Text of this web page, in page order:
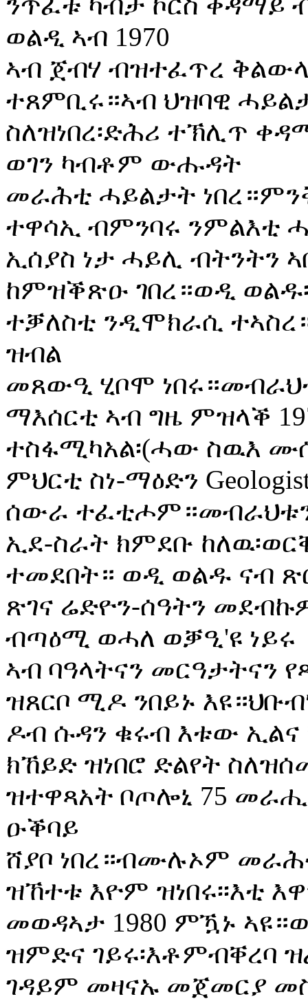
ወልዲ ኣብ 1970
ኣብ ጀብሃ ብዝተፈጥረ
ተጸምቢሩ።ኣብ ህዝባዊ
ስለዝነበረ፡ድሕሪ ተኽሊጥ
ወገን ካብቶም ውሑዳት
መራሕቲ ሓይልታት
ተዋሳኢ ብምንባሩ ንምልእቲ
ኢሰያስ ነታ ሓይሊ ብትንትን
ከምዝቕጽዑ ገበረ።ወዲ
ተቓለስቲ ንዲሞክራሲ
ዝብል
መጸውዒ ሂቦሞ
ማእሰርቲ ኣብ ግዜ ምዝላቕ
ተስፋሚካአል፡(ሓው ስዉእ
ምህርቲ ስነ-ማዕድን
ሰውራ ተፈቲሖም።መብራህቱን
ኢደ-ስራት ክምደቡ
ተመደበት። ወዲ ወልዱ ናብ
ጽገና ሬድዮን-ሰዓትን
ብጣዕሚ ወሓለ ወቓዒ'ዩ ነይሩ
ኣብ ባዓላትናን መርዓታትናን
ዝጸርቦ ሚዶ ንበይኑ
ዶብ ሱዳን ቁሩብ እቱው ኢልና
ክኸይድ ዝነበሮ ድልየት
ዝተዋጻአት ቦጦሎኒ 75
ዑቕባይ
ሸያቦ ነበረ።ብሙሉኦም
ዝኸተቱ እዮም ዝነበሩ፡፡እቲ
መወዳኣታ 1980 ምዃኑ
ዝምድና ገይሩ፡እቶምብቐረባ
ገዳይም መዛናኡ መጀመርያ